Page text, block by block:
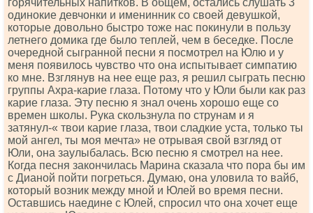
горячительных напитков. В общем, остались слушать 3
одинокие девчонки и именинник со своей девушкой,
которые довольно быстро тоже нас покинули в пользу
летнего домика где было теплей, чем в беседке. После
очередной сыгранной песни я посмотрел на Юлю и у
меня появилось чувство что она испытывает симпатию
ко мне. Взглянув на нее еще раз, я решил сыграть песню
группы Ахра-карие глаза. Потому что у Юли были как раз
карие глаза. Эту песню я знал очень хорошо еще со
времен школы. Рука скользнула по струнам и я
затянул-« твои карие глаза, твои сладкие уста, только ты
мой ангел, ты моя мечта» не отрывая свой взгляд от
Юли, она заулыбалась. Всю песню я смотрел на нее.
Когда песня закончилась Марина сказала что пора бы им
с Дианой пойти погреться. Думаю, она уловила то вайб,
который возник между мной и Юлей во время песни.
Оставшись наедине с Юлей, спросил что она хочет еще